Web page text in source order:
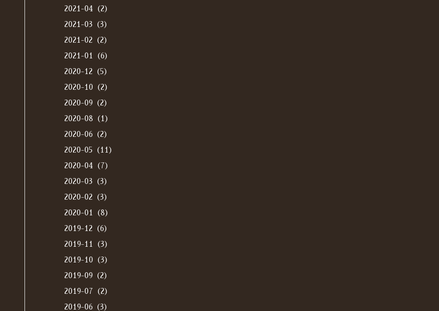
2021-04（2）
2021-03（3）
2021-02（2）
2021-01（6）
2020-12（5）
2020-10（2）
2020-09（2）
2020-08（1）
2020-06（2）
2020-05（11）
2020-04（7）
2020-03（3）
2020-02（3）
2020-01（8）
2019-12（6）
2019-11（3）
2019-10（3）
2019-09（2）
2019-07（2）
2019-06（3）